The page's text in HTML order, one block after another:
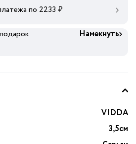
по 2233 ₽
Намекнуть
VIDDA
3,5см